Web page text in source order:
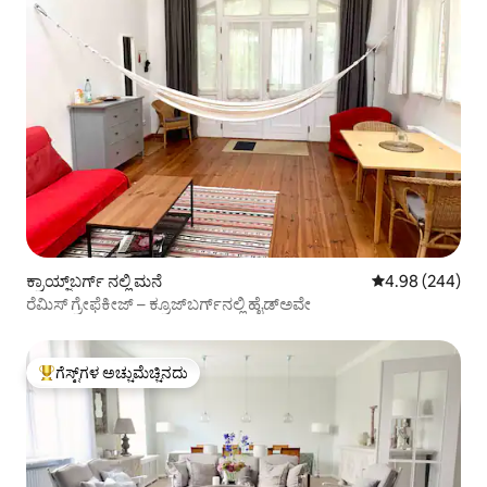
ಕ್ರಾಯ್ಜ್‌ಬರ್ಗ್ ನಲ್ಲಿ ಮನೆ 5 ರಲ್ಲಿ 4.98
4.98 (244)
ರೆಮಿಸ್ ಗ್ರೇಫೆಕೀಜ್ – ಕ್ರೂಜ್‌ಬರ್ಗ್‌ನಲ್ಲಿ ಹೈಡ್‌ಅವೇ
ಗೆಸ್ಟ್‌ಗಳಿಗೆ ಅತಿ ಹೆಚ್ಚು ಅಚ್ಚುಮೆಚ್ಚಿನದು
ಗೆಸ್ಟ್‌ಗಳ ಅಚ್ಚುಮೆಚ್ಚಿನದು